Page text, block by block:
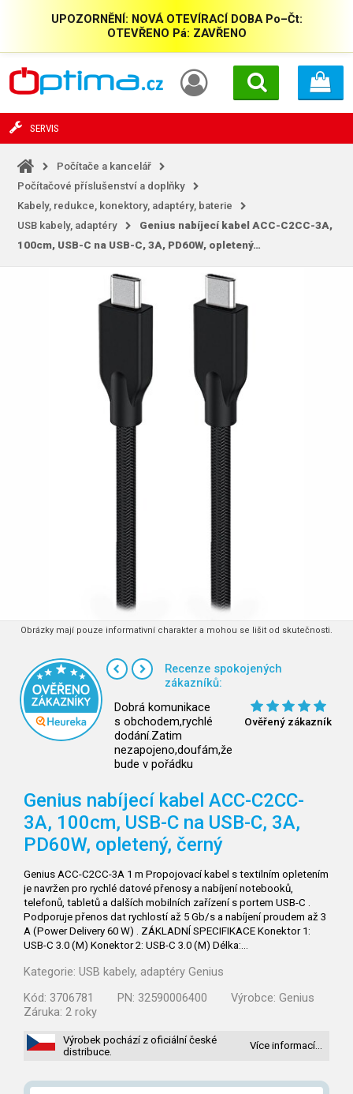
UPOZORNĚNÍ: NOVÁ OTEVÍRACÍ DOBA Po–Čt:
OTEVŘENO Pá: ZAVŘENO
SERVIS
Počítače a kancelář
Počítačové příslušenství a doplňky
Kabely, redukce, konektory, adaptéry, baterie
USB kabely, adaptéry
Genius nabíjecí kabel ACC-C2CC-3A,
100cm, USB-C na USB-C, 3A, PD60W, opletený…
Obrázky mají pouze informativní charakter a mohou se lišit od skutečnosti.
Recenze spokojených
zákazníků:
Dobrá komunikace
s obchodem,rychlé
dodání.Zatim
nezapojeno,doufám,že
bude v pořádku
Ověřený zákazník
Genius nabíjecí kabel ACC-C2CC-
3A, 100cm, USB-C na USB-C, 3A,
PD60W, opletený, černý
Genius ACC-C2CC-3A 1 m Propojovací kabel s textilním opletením
je navržen pro rychlé datové přenosy a nabíjení notebooků,
telefonů, tabletů a dalších mobilních zařízení s portem USB-C .
Podporuje přenos dat rychlostí až 5 Gb/s a nabíjení proudem až 3
A (Power Delivery 60 W) . ZÁKLADNÍ SPECIFIKACE Konektor 1:
USB-C 3.0 (M) Konektor 2: USB-C 3.0 (M) Délka:…
Kategorie: USB kabely, adaptéry Genius
Kód: 3706781 PN: 32590006400 Výrobce: Genius
Záruka: 2 roky
Výrobek pochází z oficiální české
distribuce.
Více informací…